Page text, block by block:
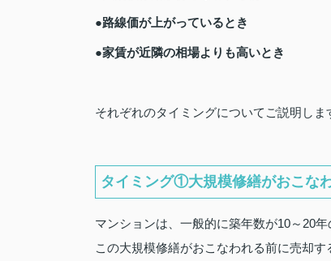
●路線価が上がっているとき
●家賃が近隣の相場よりも高いとき
それぞれのタイミングについてご説明しま
タイミング①大規模修繕がおこな
マンションは、一般的に築年数が10～20
この大規模修繕がおこなわれる前に売却